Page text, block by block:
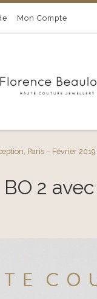
Mon Compte
Paris – Février 2019
2